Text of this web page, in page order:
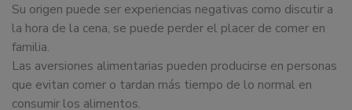
Su origen puede ser experiencias negativas como discutir a
la hora de la cena, se puede perder el placer de comer en
familia.
Las aversiones alimentarias pueden producirse en personas
que evitan comer o tardan más tiempo de lo normal en
consumir los alimentos.